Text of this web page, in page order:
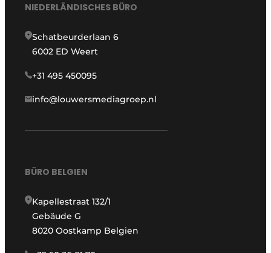
NIEDERLÄNDISCHES BÜRO
Schatbeurderlaan 6
6002 ED Weert
+31 495 450095
info@louwersmediagroep.nl
BÜRO BELGIEN
Kapellestraat 132/1
Gebäude G
8020 Oostkamp Belgien